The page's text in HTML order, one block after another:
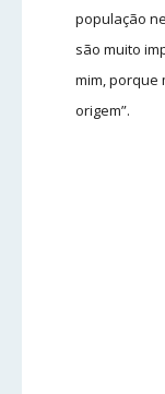
população
são muito
mim, porque
origem”.